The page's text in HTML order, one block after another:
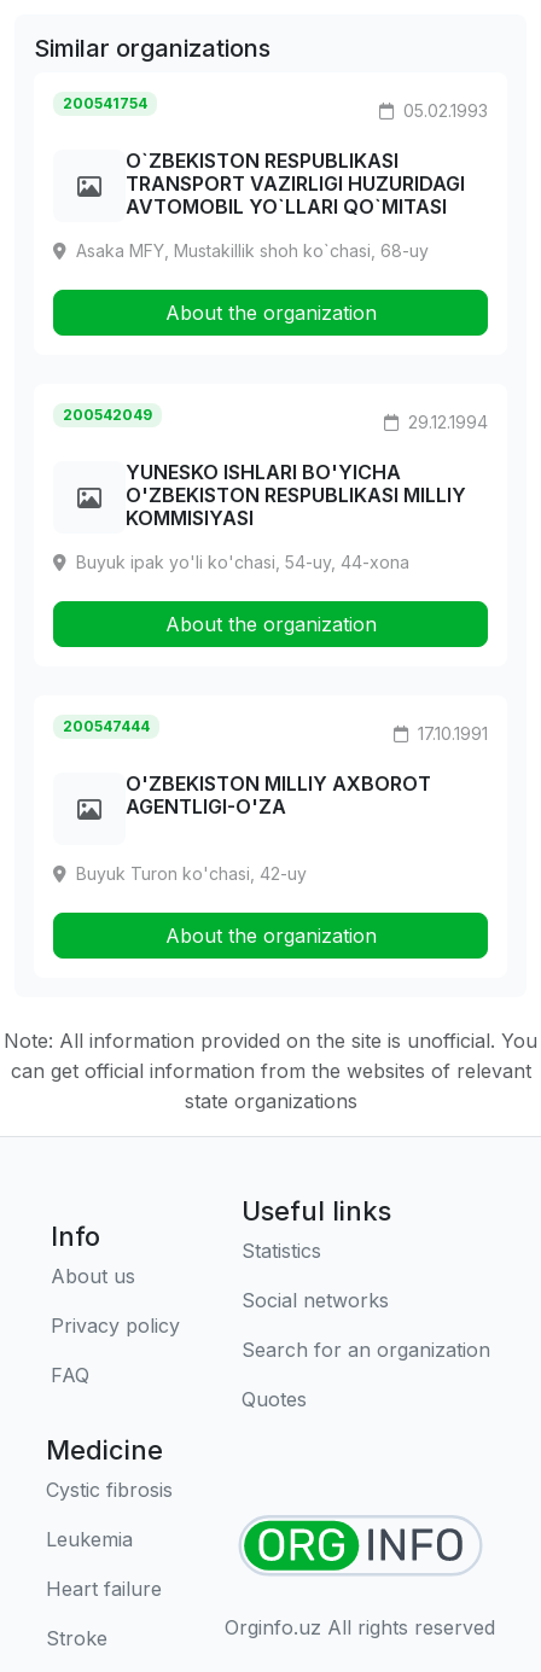
Similar organizations
200541754 05.02.1993
O`ZBEKISTON RESPUBLIKASI
TRANSPORT VAZIRLIGI HUZURIDAGI
AVTOMOBIL YO`LLARI QO`MITASI
Asaka MFY, Mustakillik shoh ko`chasi, 68-uy
About the organization
200542049 29.12.1994
YUNESKO ISHLARI BO'YICHA
O'ZBEKISTON RESPUBLIKASI MILLIY
KOMMISIYASI
Buyuk ipak yo'li ko'chasi, 54-uy, 44-xona
About the organization
200547444 17.10.1991
O'ZBEKISTON MILLIY AXBOROT
AGENTLIGI-O'ZA
Buyuk Turon ko'chasi, 42-uy
About the organization
Note: All information provided on the site is unofficial. You
can get official information from the websites of relevant
state organizations
Orginfo.uz All rights reserved
Info
About us
Privacy policy
FAQ
Useful links
Statistics
Social networks
Search for an organization
Quotes
Medicine
Cystic fibrosis
Leukemia
Heart failure
Stroke